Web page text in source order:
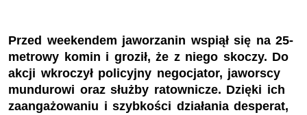
Przed weekendem jaworzanin wspiął się na 25-
metrowy komin i groził, że z niego skoczy. Do
akcji wkroczył policyjny negocjator, jaworscy
mundurowi oraz służby ratownicze. Dzięki ich
zaangażowaniu i szybkości działania desperat,